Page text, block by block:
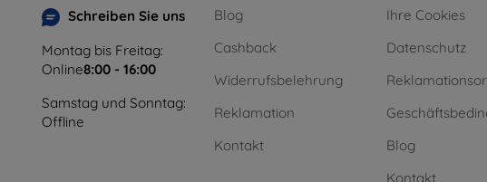
Schreiben Sie uns
Montag bis Freitag:
Online8:00 - 16:00
Samstag und Sonntag:
Offline
Blog
Cashback
Widerrufsbelehrung
Reklamation
Kontakt
Ihre Cookies
Datenschutz
Blog
Kontakt